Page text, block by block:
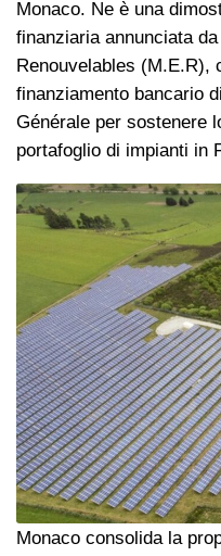
Monaco. Ne è una
finanziaria annunciata
Renouvelables (M.E.R),
finanziamento bancario
Générale per sostenere
portafoglio di impianti in
Monaco consolida la